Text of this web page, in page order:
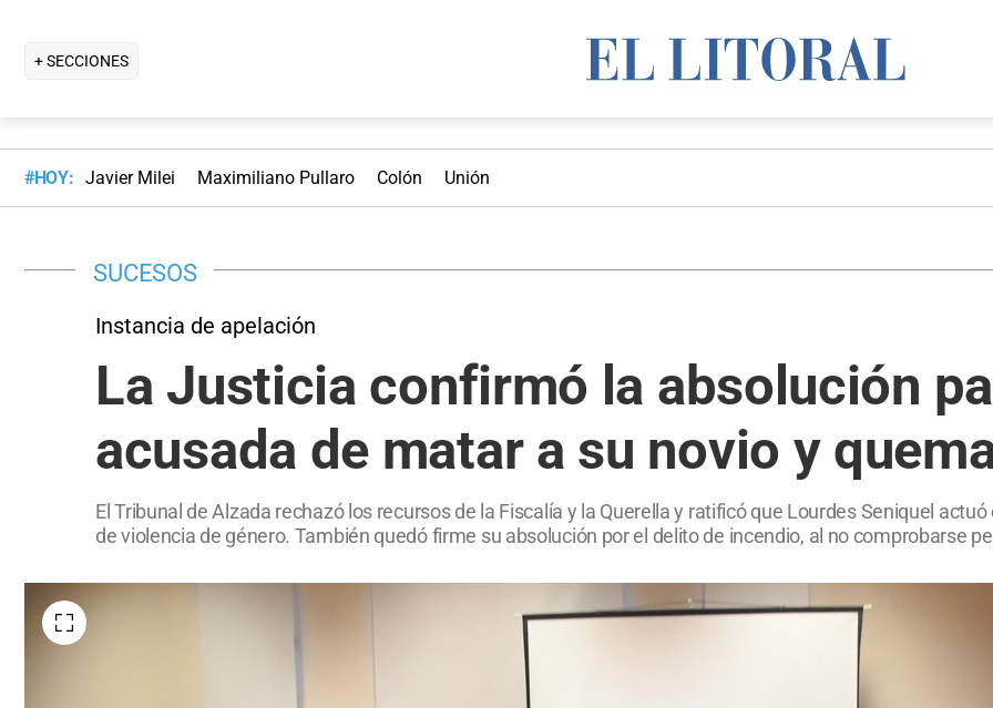
+ SECCIONES
#HOY: Javier Milei Maximiliano Pullaro Colón Unión
SUCESOS
Instancia de apelación
La Justicia confirmó la absolución
acusada de matar a su novio y
El Tribunal de Alzada rechazó los recursos de la Fiscalía y la Querella y ratificó que Lourdes Seniquel
de violencia de género. También quedó firme su absolución por el delito de incendio, al no comprobarse